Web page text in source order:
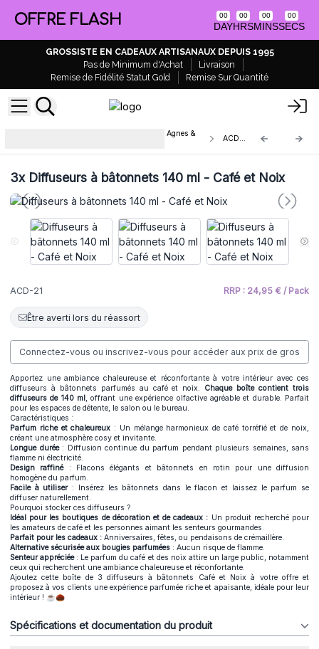
OFFRE FLASH 00
DAY
00
HRS
00
MINS
00
SECS
GROSSISTE EN CADEAUX ARTISANAUX DEPUIS 1995
Pas de Minimum d'Achat
Livraison
Remise de Fidélité Statut Gold
Remise Sur Quantité
Diffuseurs de parfum à bâtonnets Agnes &
ACD-21
3xDiffuseurs à bâtonnets 140 ml - Café et Noix
ACD-21 RRP : 24,95 € / Pack
Être averti lors du réassort
Connectez-vous ou inscrivez-vous pour accéder aux prix de gros
Apportez une ambiance chaleureuse et réconfortante à votre intérieur avec ces
diffuseurs à bâtonnets parfumés au café et noix. Chaque boîte contient trois
diffuseurs de 140 ml , offrant une expérience olfactive agréable et durable. Parfait
pour les espaces de détente, le salon ou le bureau.
Caractéristiques :
Parfum riche et chaleureux : Un mélange harmonieux de café torréfié et de noix,
créant une atmosphère cosy et invitante.
Longue durée : Diffusion continue du parfum pendant plusieurs semaines, sans
flamme ni électricité.
Design raffiné: Flacons élégants et bâtonnets en rotin pour une diffusion
homogène du parfum.
Facile à utiliser: Insérez les bâtonnets dans le flacon et laissez le parfum se
diffuser naturellement.
Pourquoi stocker ces diffuseurs ?
Idéal pour les boutiques de décoration et de cadeaux : Un produit recherché pour
les amateurs de café et les personnes aimant les senteurs gourmandes.
Parfait pour les cadeaux : Anniversaires, fêtes, ou pendaisons de crémaillère.
Alternative sécurisée aux bougies parfumées : Aucun risque de flamme.
Senteur appréciée : Le parfum du café et des noix attire un large public, notamment
ceux qui recherchent une ambiance chaleureuse et réconfortante.
Ajoutez cette boîte de 3 diffuseurs à bâtonnets Café et Noix à votre offre et
proposez à vos clients une expérience parfumée riche et apaisante, idéale pour leur
intérieur ! ☕🌰
Spécifications et documentation du produit